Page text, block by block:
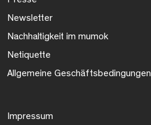
Newsletter
Nachhaltigkeit im mumok
Netiquette
Allgemeine Geschäftsbedingungen
Impressum